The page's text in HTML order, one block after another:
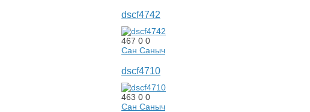
dscf4742
467 0 0
Сан Саныч
dscf4710
463 0 0
Сан Саныч